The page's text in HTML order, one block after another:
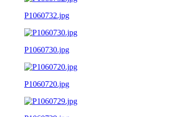
P1060732.jpg
P1060730.jpg
P1060720.jpg